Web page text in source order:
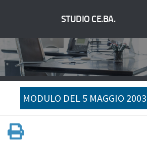
STUDIO CE.BA.
MODULO DEL 5 MAGGIO 2003